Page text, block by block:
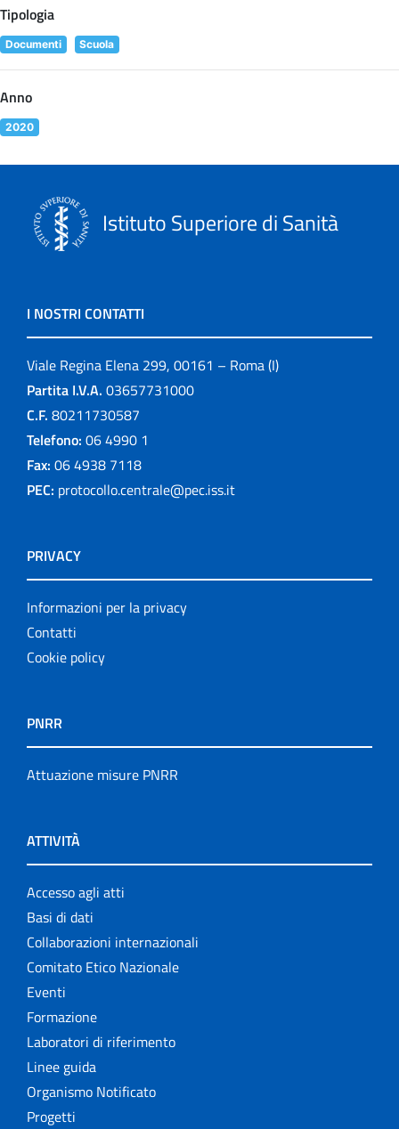
Tipologia
Documenti Scuola
Anno
2020
Istituto Superiore di Sanità
I NOSTRI CONTATTI
Viale Regina Elena 299, 00161 – Roma (I)
Partita I.V.A. 03657731000
C.F. 80211730587
Telefono: 06 4990 1
Fax: 06 4938 7118
PEC: protocollo.centrale@pec.iss.it
PRIVACY
Informazioni per la privacy
Contatti
Cookie policy
PNRR
Attuazione misure PNRR
ATTIVITÀ
Accesso agli atti
Basi di dati
Collaborazioni internazionali
Comitato Etico Nazionale
Eventi
Formazione
Laboratori di riferimento
Linee guida
Organismo Notificato
Progetti